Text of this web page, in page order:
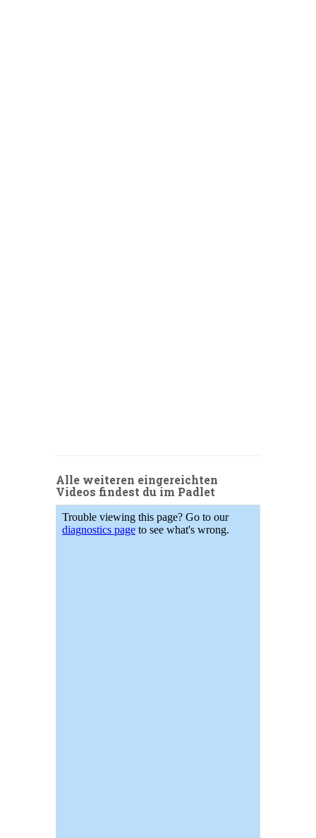
Alle weiteren eingereichten
Videos findest du im Padlet